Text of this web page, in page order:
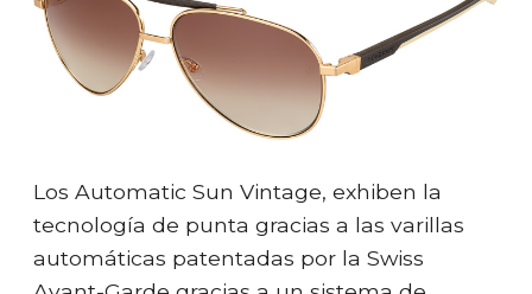
Los Automatic Sun Vintage, exhiben la
tecnología de punta gracias a las varillas
automáticas patentadas por la Swiss